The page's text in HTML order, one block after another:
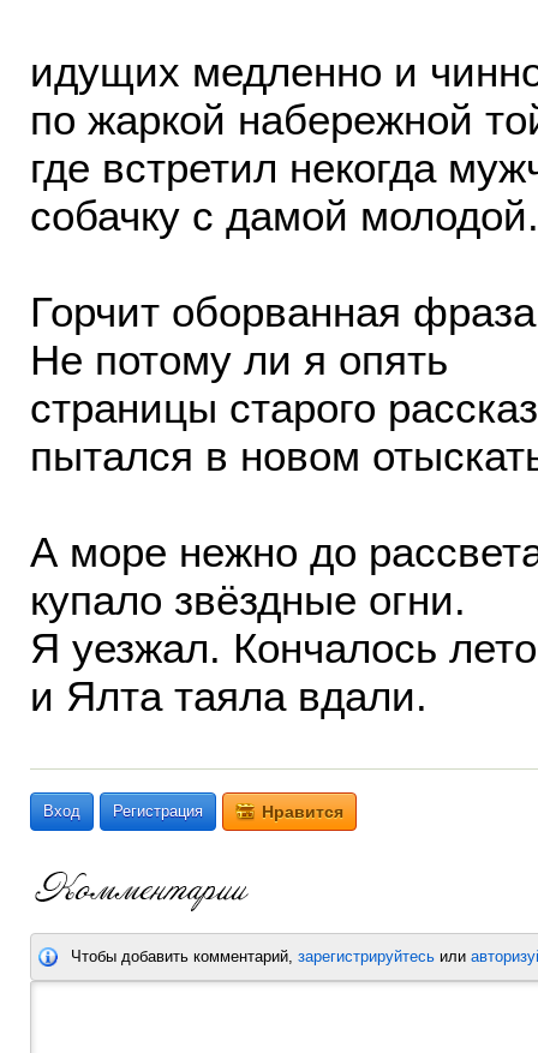
идущих медленно и
по жаркой набережной
где встретил некогда
собачку с дамой молодой.
Горчит оборванная
Не потому ли я опять
страницы старого
пытался в новом
А море нежно до
купало звёздные огни.
Я уезжал. Кончалось лето
и Ялта таяла вдали.
Вход Регистрация Нравится
Чтобы добавить комментарий, зарегистрируйтесь или